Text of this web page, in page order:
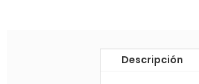
Descripción